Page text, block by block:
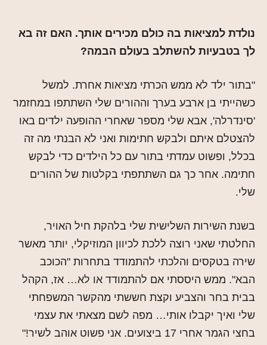
נולדת למציאות בה כולם מכירים אותך. האם זה בא
לך בטבעיות להשתלב בעולם הבמה?
"בתור ילד לא ממש הכרתי מציאות אחרת. למשל
כשהייתי בן ארבע בערך וההורים שלי השתתפו במחזמר
'סינדרלה', אבא שלי מספר שאחרי ההופעה ילדים באו
להצטלם איתם ולבקש חתימות ואני לא הבנתי מה זה
בכלל, ופשוט עמדתי בתור עם כל הילדים כדי לבקש
חתימה. אחר כך גם השתתפתי בקלטות של ההורים
שלי.
בשנת השירות השלישית שלי בלהקת חיל האויר,
החלטתי שאני רוצה ללכת לכיוון המוזיקלי, יותר מאשר
שירה בטקסים והלכתי להתמודד בתחרות "הכוכב
הבא". ממש היססתי אם להתמודד או לא… אז, הקהל
בבית בחר והצביע וקצת חששתי מהקשר המשפחתי
שלי ואיך יקבלו אותי… מפה לשם מצאתי את עצמי
בחצי הגמר אחרי 17 ביצועים. אני פשוט אוהב לשיר!"